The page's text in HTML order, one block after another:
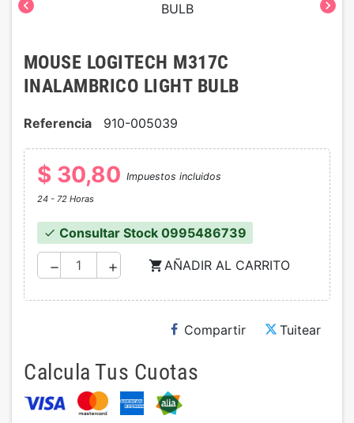
chevron_left chevron_right
MOUSE LOGITECH M317C
INALAMBRICO LIGHT BULB
Referencia 910-005039
$ 30,80 Impuestos incluidos
24 - 72 Horas
check Consultar Stock 0995486739
remove add shopping_cart AÑADIR AL CARRITO
Compartir Tuitear
Calcula Tus Cuotas